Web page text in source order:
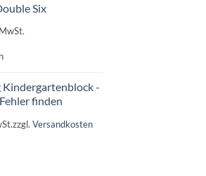
Six
Kindergartenblock -
finden
zzgl. Versandkosten